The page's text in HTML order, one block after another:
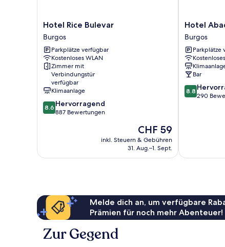
Hotel
Rice
Bulevar
Burgos
Hotel Rice Bulevar
Burgos
Parkplätze verfügbar
Kostenloses WLAN
Zimmer mit
Verbindungstür
verfügbar
Klimaanlage
8.6
von
8.6 Hervorragend
887 Bewertungen
Der
Preis
beträgt
CHF 59
inkl. Steuern & Gebühren
31. Aug.–1. Sept.
Hotel
Abadía
Camino
Santiago
Burgos
Hotel
Burgos
Parkplätze
Bar
8.8
von
8.8
290
Melde dich an, um verfügbare
Prämien für noch mehr Abenteuer!
Zur Gegend